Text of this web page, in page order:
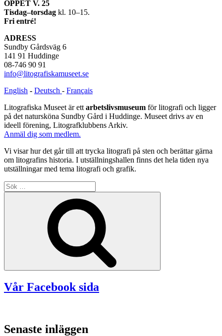
ÖPPET V. 25
Tisdag–torsdag kl. 10–15.
Fri entré!
ADRESS
Sundby Gårdsväg 6
141 91 Huddinge
08-746 90 91
info@litografiskamuseet.se
English - Deutsch - Français
Litografiska Museet är ett arbetslivsmuseum för litografi och ligger
på det natursköna Sundby Gård i Huddinge. Museet drivs av en
ideell förening, Litografklubbens Arkiv.
Anmäl dig som medlem.
Vi visar hur det går till att trycka litografi på sten och berättar gärna
om litografins historia. I utställningshallen finns det hela tiden nya
utställningar med tema litografi och grafik.
Sök
efter:
Vår Facebook sida
Senaste inläggen